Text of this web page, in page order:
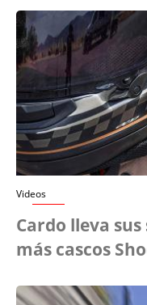
Videos
Cardo lleva
más cascos